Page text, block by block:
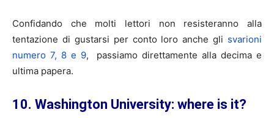
Confidando che molti lettori non resisteranno alla
tentazione di gustarsi per conto loro anche gli svarioni
numero 7, 8 e 9, passiamo direttamente alla decima e
ultima papera.
10. Washington University: where is it?